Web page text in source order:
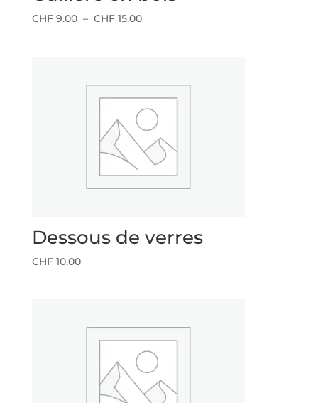
CHF9.00 – CHF15.00Plage
à
CHF 15.00
Dessous de verres
CHF10.00